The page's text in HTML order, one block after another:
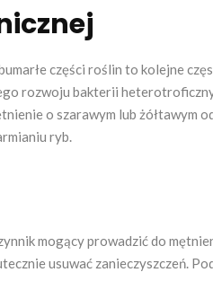
części roślin to kolejne
rozwoju bakterii
o szarawym lub żółtawym
ryb.
mogący prowadzić do
usuwać zanieczyszczeń.